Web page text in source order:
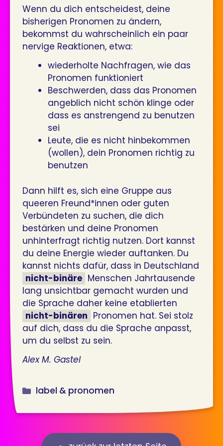
Wenn du dich entscheidest, deine
bisherigen Pronomen zu ändern,
bekommst du wahrscheinlich ein paar
nervige Reaktionen, etwa:
wiederholte Nachfragen, wie das
Pronomen funktioniert
Beschwerden, dass das Pronomen
angeblich nicht schön klinge oder
dass es anstrengend zu benutzen
sei
Leute, die es nicht hinbekommen
(wollen), dein Pronomen richtig zu
benutzen
Dann hilft es, sich eine Gruppe aus
queeren Freund*innen oder guten
Verbündeten zu suchen, die dich
bestärken und deine Pronomen
unhinterfragt richtig nutzen. Dort kannst
du deine Energie wieder auftanken. Du
kannst nichts dafür, dass in Deutschland
nicht-binäre Menschen Jahrtausende
lang unsichtbar gemacht wurden und
die Sprache daher keine etablierten
nicht-binären Pronomen hat. Sei stolz
auf dich, dass du die Sprache anpasst,
um du selbst zu sein.
Alex M. Gastel
Kategorien
label & pronomen